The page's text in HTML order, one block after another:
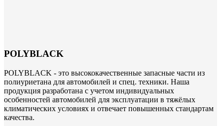
POLYBLACK
POLYBLACK - это высококачественные запасные части из
полиуриетана для автомобилей и спец. техники. Наша
продукция разработана с учетом индивидуальных
особенностей автомобилей для эксплуатации в тяжёлых
климатических условиях и отвечает повышенных стандартам
качества.